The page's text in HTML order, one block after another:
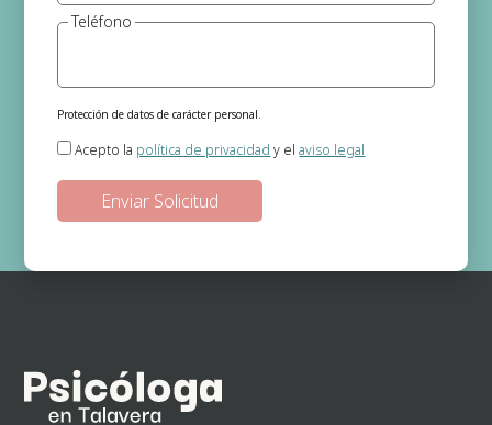
Teléfono
Protección de datos de carácter personal.
Finalidad:Gestión de las solicitudes de información que se realizan a
Legitimación:
En base a su consentimiento el cual nos otorga al
Derechos:Podrá ejercitar los derechos de acceso, rectificación, supresión,
Acepto la política de privacidad y elaviso legal